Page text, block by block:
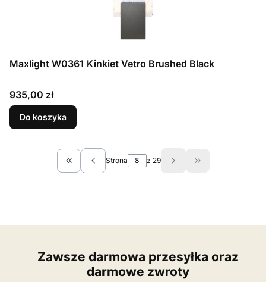
Maxlight W0361 Kinkiet Vetro Brushed Black
Cena
935,00 zł
Do koszyka
Wróć do pierwszej strony z produktami
Strona z 29 Przejdź do
Zawsze darmowa przesyłka oraz
darmowe zwroty